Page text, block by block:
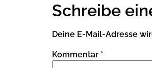
Schreibe
Deine E-Mail-Adresse
Kommentar *